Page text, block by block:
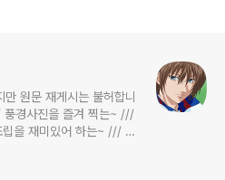
원문 재게시는 불허합니
풍경사진을 즐겨 찍는~ ///
을 재미있어 하는~ /// 고
에 발언하는~ 不老巨